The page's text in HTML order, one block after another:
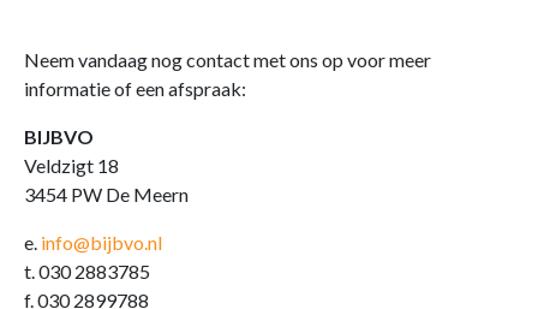
Neem vandaag nog contact met ons op voor meer
informatie of een afspraak:
BIJBVO
Veldzigt 18
3454 PW De Meern
e. info@bijbvo.nl
t. 030 2883785
f. 030 2899788